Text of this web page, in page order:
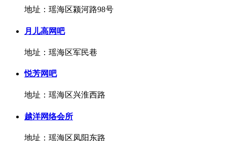
地址：瑶海区颍河路98号
月儿高网吧
地址：瑶海区军民巷
悦芳网吧
地址：瑶海区兴淮西路
越洋网络会所
地址：瑶海区凤阳东路